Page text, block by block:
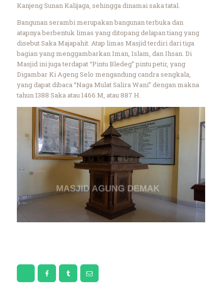
Kanjeng Sunan Kalijaga, sehingga dinamai saka tatal.
Bangunan serambi merupakan bangunan terbuka dan
atapnya berbentuk limas yang ditopang delapan tiang yang
disebut Saka Majapahit. Atap limas Masjid terdiri dari tiga
bagian yang menggambarkan Iman, Islam, dan Ihsan. Di
Masjid ini juga terdapat “Pintu Bledeg” pintu petir, yang
Digambar Ki Ageng Selo mengandung candra sengkala,
yang dapat dibaca “Naga Mulat Salira Wani” dengan makna
tahun 1388 Saka atau 1466 M, atau 887 H.